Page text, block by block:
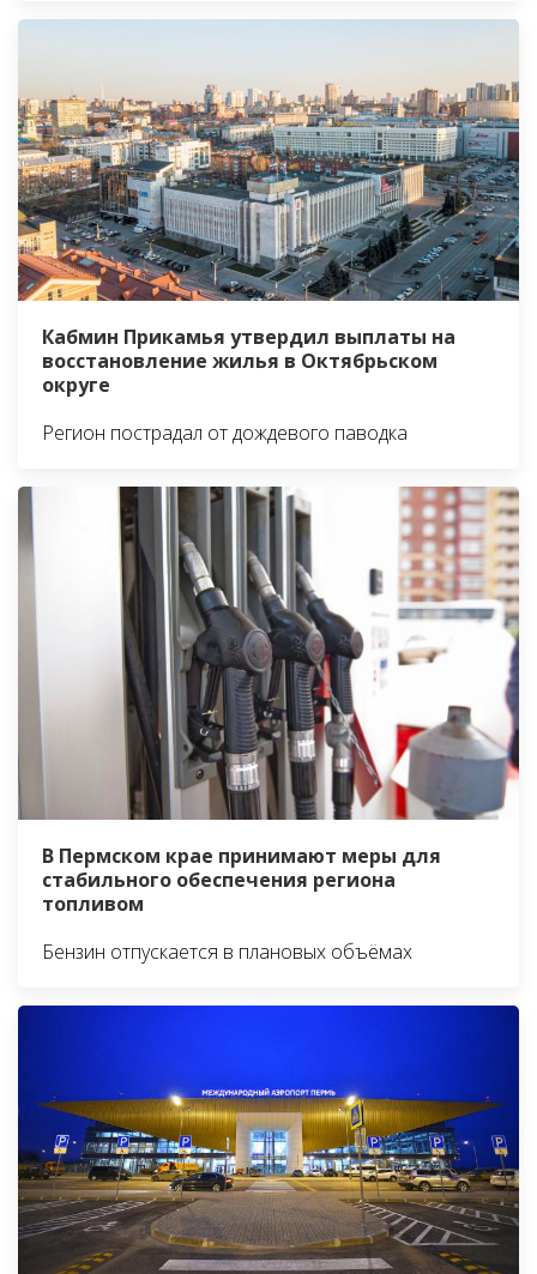
Кабмин Прикамья утвердил выплаты на
восстановление жилья в Октябрьском
округе
Регион пострадал от дождевого паводка
В Пермском крае принимают меры для
стабильного обеспечения региона
топливом
Бензин отпускается в плановых объёмах